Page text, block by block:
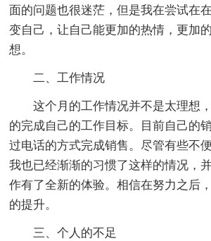
面的问题也很迷茫，但是我在尝试在
变自己，让自己能更加的热情，更加
想。
二、工作情况
这个月的工作情况并不是太理想
的完成自己的工作目标。目前自己的
过电话的方式完成销售。尽管有些不
我也已经渐渐的习惯了这样的情况，
作有了全新的体验。相信在努力之后
的提升。
三、个人的不足